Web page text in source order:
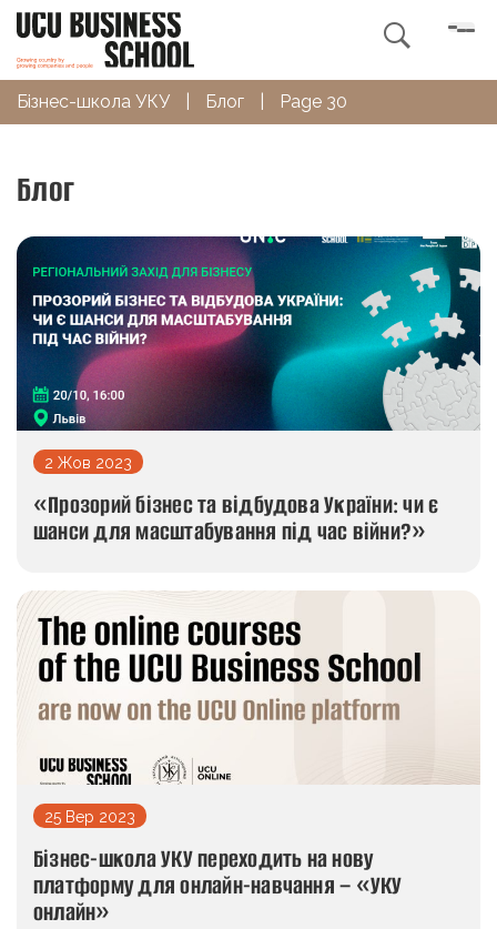

Бізнес-школа УКУ Блог Page 30
Блог
2 Жов 2023
«Прозорий бізнес та відбудова України: чи є
шанси для масштабування під час війни?»
25 Вер 2023
Бізнес-школа УКУ переходить на нову
платформу для онлайн-навчання – «УКУ
онлайн»